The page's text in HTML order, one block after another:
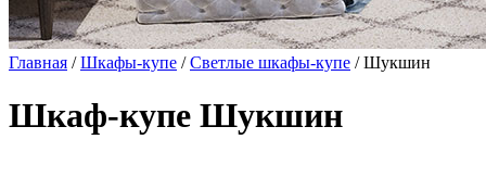
Главная /Шкафы-купе /Светлые шкафы-купе / Шукшин
Шкаф-купе Шукшин